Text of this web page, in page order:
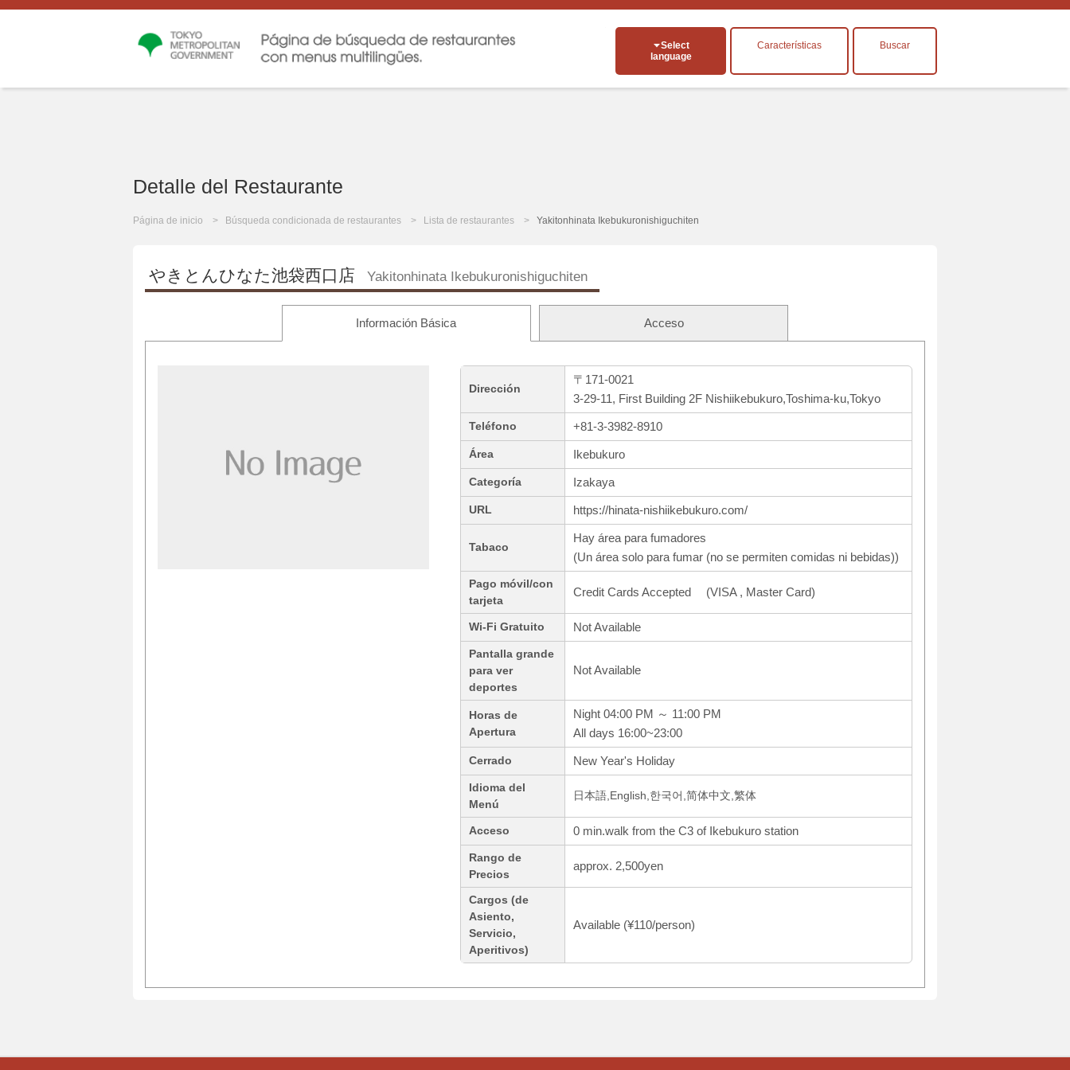
Select
language
Características Buscar
Detalle del Restaurante
Página de inicio Búsqueda condicionada de restaurantes Lista de restaurantes Yakitonhinata Ikebukuronishiguchiten
やきとんひなた池袋西口店 Yakitonhinata Ikebukuronishiguchiten
Información Básica Acceso
Dirección
〒171-0021
3-29-11, First Building 2F Nishiikebukuro,Toshima-ku,Tokyo
Teléfono +81-3-3982-8910
Área Ikebukuro
Categoría Izakaya
URL https://hinata-nishiikebukuro.com/
Tabaco
Hay área para fumadores
(Un área solo para fumar (no se permiten comidas ni bebidas))
Pago móvil/con
tarjeta
Credit Cards Accepted (VISA , Master Card)
Wi-Fi Gratuito Not Available
Pantalla grande
para ver
deportes
Not Available
Horas de
Apertura
Night 04:00 PM ～ 11:00 PM
All days 16:00~23:00
Cerrado New Year's Holiday
Idioma del
Menú
日本語,English,한국어,简体中文,繁体
Acceso 0 min.walk from the C3 of Ikebukuro station
Rango de
Precios
approx. 2,500yen
Cargos (de
Asiento,
Servicio,
Aperitivos)
Available (¥110/person)